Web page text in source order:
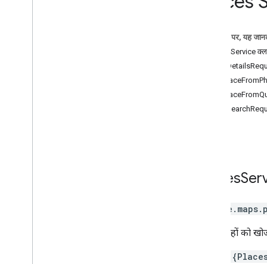
इस पेज पर, यह
PlacesService
Places
इसमें जगहों को
const